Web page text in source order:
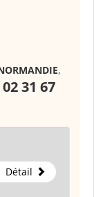
,
02 31 67
Détail